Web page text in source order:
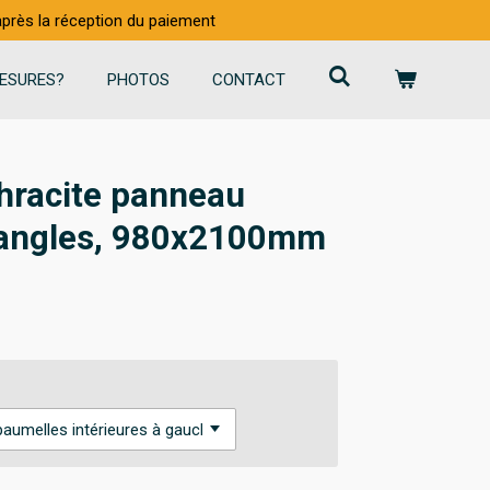
la réception du paiement
PHOTOS CONTACT
panneau
980x2100mm